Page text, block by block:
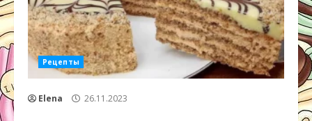
Рецепты
Elena 26.11.2023